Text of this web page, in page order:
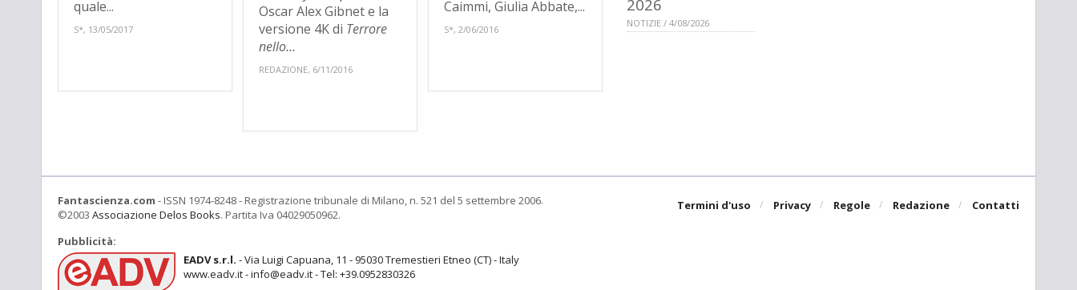
quale...
S*, 13/05/2017
Oscar Alex Gibnet e la
versione 4K di Terrore
nello...
REDAZIONE, 6/11/2016
Caimmi, Giulia Abbate,...
S*, 2/06/2016
2026
NOTIZIE / 4/08/2026
Termini d'uso Privacy Regole Redazione Contatti
Fantascienza.com - ISSN 1974-8248 - Registrazione tribunale di Milano, n. 521 del 5 settembre 2006.
©2003 Associazione Delos Books. Partita Iva 04029050962.
Pubblicità:
EADV s.r.l. - Via Luigi Capuana, 11 - 95030 Tremestieri Etneo (CT) - Italy
www.eadv.it - info@eadv.it - Tel: +39.0952830326